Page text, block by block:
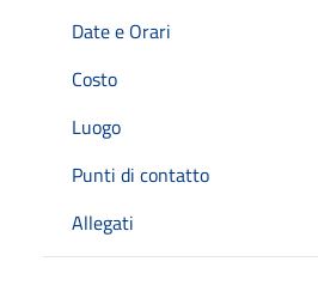
Date e Orari
Costo
Luogo
Punti di contatto
Allegati